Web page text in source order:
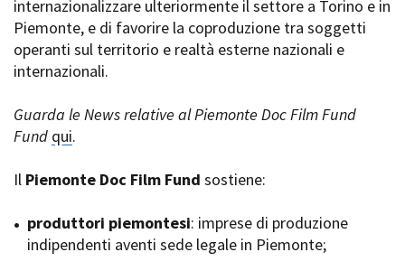
SERVIZI
Servizi generali
Spazi nella sede FCTP
Sala Casting
Sala Paolo Tenna
Piemonte Film Tv Fund
Piemonte Film Tv
Development Fund
FESTIVAL, MARKETS,
AWARDS
International Film Festival
Festival de Cannes
Locarno Film Festival
Cinematografica Venezia
Toronto International Film
internazionalizzare ulteriormente il settore a Torino e in
Piemonte, e di favorire la coproduzione tra soggetti
operanti sul territorio e realtà esterne nazionali e
internazionali.
Guarda le News relative al Piemonte Doc Film Fund
Fund qui.
Il Piemonte Doc Film Fund sostiene:
produttori piemontesi: imprese di produzione
indipendenti aventi sede legale in Piemonte;